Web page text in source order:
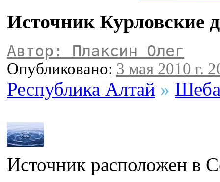
Источник Курловские
Автор: Плаксин Олег
Опубликовано: 3 мая 2010 г.
Республика Алтай »
Источник расположен в